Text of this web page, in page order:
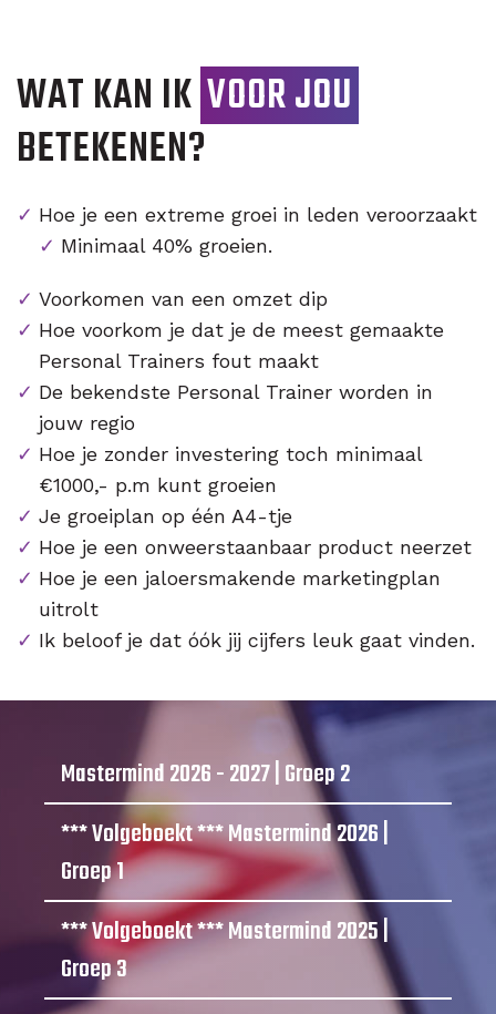
WAT KAN IK VOOR JOU
BETEKENEN?
Hoe je een extreme groei in leden veroorzaakt
Minimaal 40% groeien.
Voorkomen van een omzet dip
Hoe voorkom je dat je de meest gemaakte
Personal Trainers fout maakt
De bekendste Personal Trainer worden in
jouw regio
Hoe je zonder investering toch minimaal
€1000,- p.m kunt groeien
Je groeiplan op één A4-tje
Hoe je een onweerstaanbaar product neerzet
Hoe je een jaloersmakende marketingplan
uitrolt
Ik beloof je dat óók jij cijfers leuk gaat vinden.
Mastermind 2026 - 2027 | Groep 2
*** Volgeboekt *** Mastermind 2026 |
Groep 1
*** Volgeboekt *** Mastermind 2025 |
Groep 3